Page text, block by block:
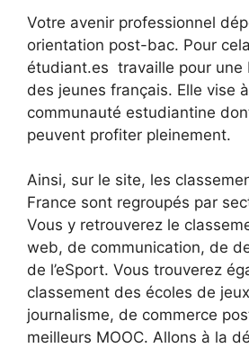
Votre avenir professionnel
orientation post-bac. Pour
étudiant.es travaille pour une
des jeunes français. Elle vise
communauté estudiantine
peuvent profiter pleinement.
Ainsi, sur le site, les
France sont regroupés par
Vous y retrouverez le
web, de communication, de
de l’eSport. Vous trouverez
classement des écoles de
journalisme, de commerce
meilleurs MOOC. Allons à la